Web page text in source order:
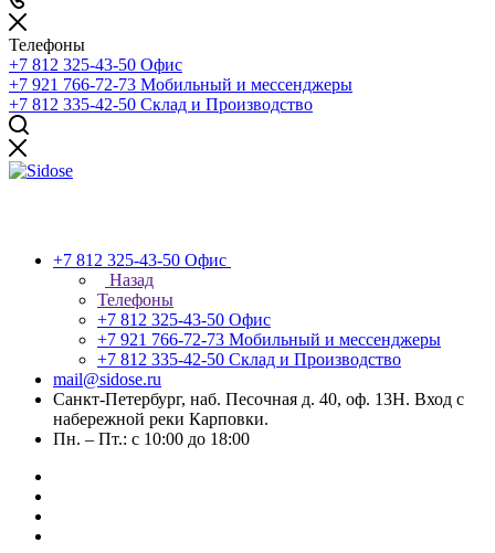
Телефоны
+7 812 325-43-50 Офис
+7 921 766-72-73 Мобильный и мессенджеры
+7 812 335-42-50 Склад и Производство
+7 812 325-43-50 Офис
Назад
Телефоны
+7 812 325-43-50 Офис
+7 921 766-72-73 Мобильный и мессенджеры
+7 812 335-42-50 Склад и Производство
mail@sidose.ru
Санкт-Петербург, наб. Песочная д. 40, оф. 13Н. Вход с
набережной реки Карповки.
Пн. – Пт.: с 10:00 до 18:00